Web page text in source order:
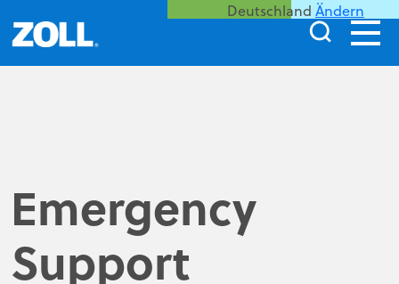
Deutschland Ändern
Emergency
Support